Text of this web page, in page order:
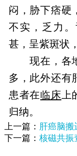
闷，胁下痞硬
不实，乏力
甚，呈紫斑状
现在，各地
多，此外还有
患者在临床
归纳。
上一篇： 肝癌脑搬
下一篇： 核磁共振